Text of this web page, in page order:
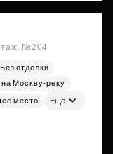
№204
Без отделки
на Москву-реку
место Ещё